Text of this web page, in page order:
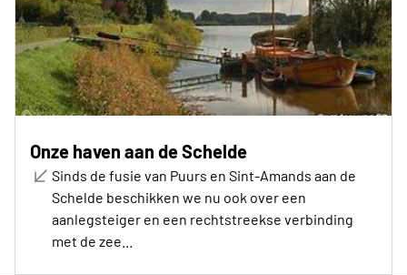
Onze haven aan de Schelde
Sinds de fusie van Puurs en Sint-Amands aan de
Schelde beschikken we nu ook over een
aanlegsteiger en een rechtstreekse verbinding
met de zee...